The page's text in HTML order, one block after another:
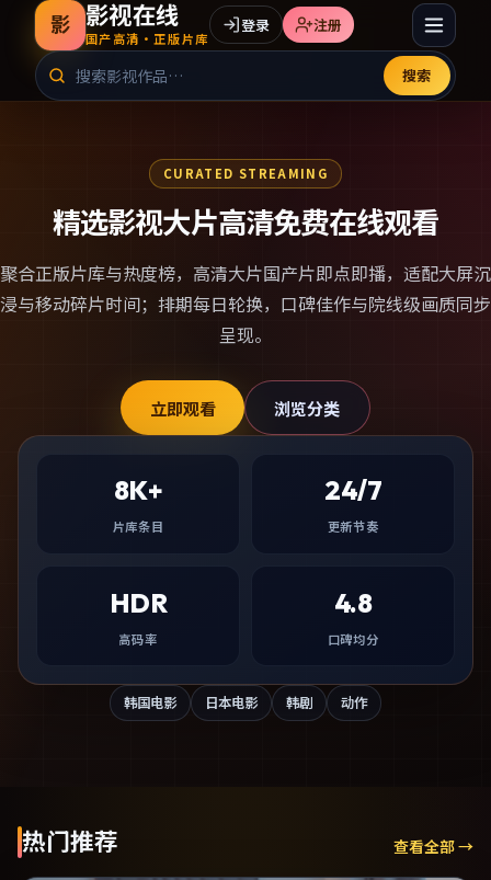
影 影视在线
国产高清·正版片库
搜索
登录 注册
CURATED STREAMING
精选影视大片高清免费在线观看
聚合正版片库与热度榜， 高清大片国产片即点即播，适配大屏沉
浸与移动碎片时间；排期每日轮换，口碑佳作与院线级画质同步
呈现。
立即观看 浏览分类
8K+
片库条目
24/7
更新节奏
HDR
高码率
4.8
口碑均分
韩国电影 日本电影 韩剧 动作
热门推荐 查看全部 →